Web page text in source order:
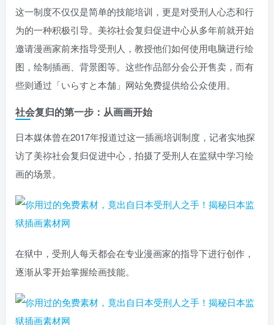
这一制度不仅仅是简单的技能培训，更是对受刑人心态和行
为的一种积极引导。美祢社会复归促进中心从多年前就开始
邀请漫画家前来指导受刑人，教授他们如何使用电脑进行绘
图，绘制插画、背景图等。这些作品部分会公开售卖，而有
些则通过「いらすと本舗」网站免费提供给公众使用。
社会复归的第一步：从画画开始
日本媒体曾在2017年报道过这一插画培训制度，记者实地探
访了美祢社会复归促进中心，拍摄了受刑人在监狱中学习绘
画的场景。
在狱中，受刑人每天都会在专业漫画家的指导下进行创作，
逐渐从零开始掌握绘画技能。